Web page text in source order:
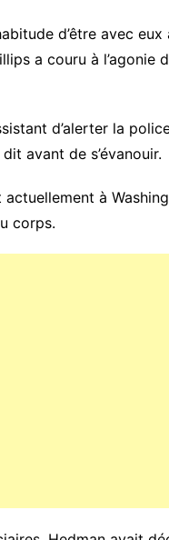
d’être avec
a couru à l’agonie
d’alerter la
avant de s’évanouir.
à
corps.